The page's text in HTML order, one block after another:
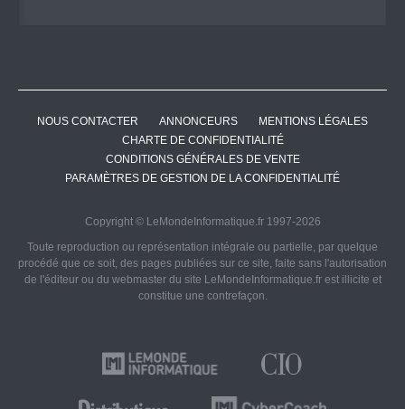
NOUS CONTACTER ANNONCEURS
MENTIONS LÉGALES
CHARTE DE CONFIDENTIALITÉ
CONDITIONS GÉNÉRALES DE VENTE
PARAMÈTRES DE GESTION DE LA CONFIDENTIALITÉ
Copyright © LeMondeInformatique.fr 1997-2026
Toute reproduction ou représentation intégrale ou partielle, par quelque
procédé que ce soit, des pages publiées sur ce site, faite sans l'autorisation
de l'éditeur ou du webmaster du site LeMondeInformatique.fr est illicite et
constitue une contrefaçon.